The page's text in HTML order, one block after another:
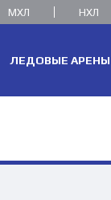
МХЛ НХЛ
ЛЕДОВЫЕ АРЕНЫ